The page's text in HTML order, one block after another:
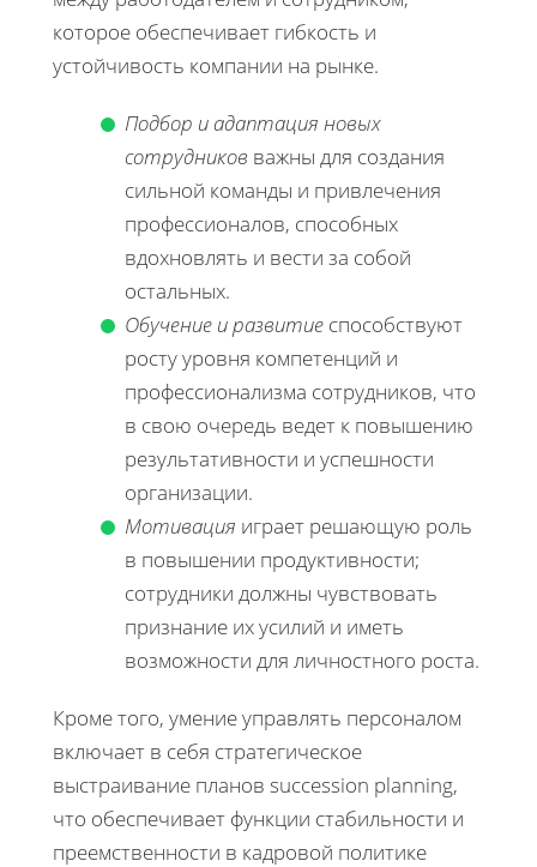
которое обеспечивает гибкость и
устойчивость компании на рынке.
Подбор и адаптация новых
сотрудников важны для создания
сильной команды и привлечения
профессионалов, способных
вдохновлять и вести за собой
остальных.
Обучение и развитие способствуют
росту уровня компетенций и
профессионализма сотрудников, что
в свою очередь ведет к повышению
результативности и успешности
организации.
Мотивация играет решающую роль
в повышении продуктивности;
сотрудники должны чувствовать
признание их усилий и иметь
возможности для личностного роста.
Кроме того, умение управлять персоналом
включает в себя стратегическое
выстраивание планов succession planning,
что обеспечивает функции стабильности и
преемственности в кадровой политике